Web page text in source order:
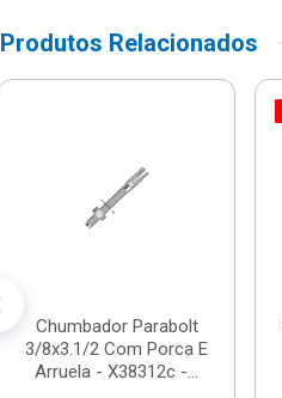
Produtos Relacionados
Chumbador Parabolt
3/8x3.1/2 Com Porca E
Arruela - X38312c -...